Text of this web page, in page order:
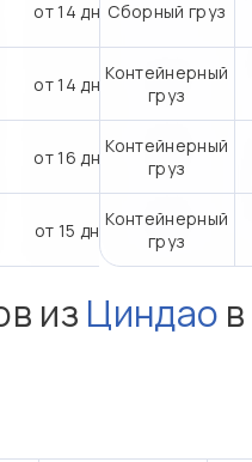
от 14 дн.
от 14 дн.
от 16 дн.
от 15 дн.
Сборный груз
Контейнерный
груз
Контейнерный
груз
Контейнерный
груз
из Циндао в